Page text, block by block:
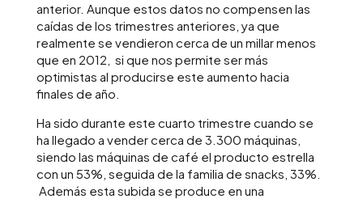
anterior. Aunque estos datos no compensen las
caídas de los trimestres anteriores, ya que
realmente se vendieron cerca de un millar menos
que en 2012, si que nos permite ser más
optimistas al producirse este aumento hacia
finales de año.
Ha sido durante este cuarto trimestre cuando se
ha llegado a vender cerca de 3.300 máquinas,
siendo las máquinas de café el producto estrella
con un 53%, seguida de la familia de snacks, 33%.
Además esta subida se produce en una